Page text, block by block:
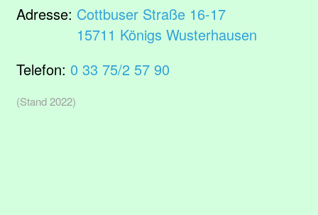
Adresse: Cottbuser Straße 16-17
15711 Königs Wusterhausen
Telefon: 0 33 75/2 57 90
(Stand 2022)